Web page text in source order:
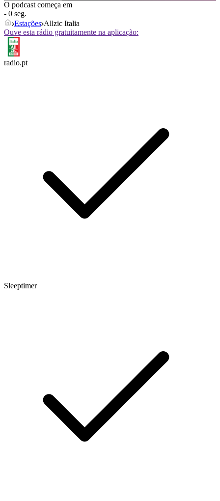
O podcast começa em
- 0 seg.
Estações Allzic Italia
Ouve esta rádio gratuitamente na aplicação:
radio.pt
Sleeptimer